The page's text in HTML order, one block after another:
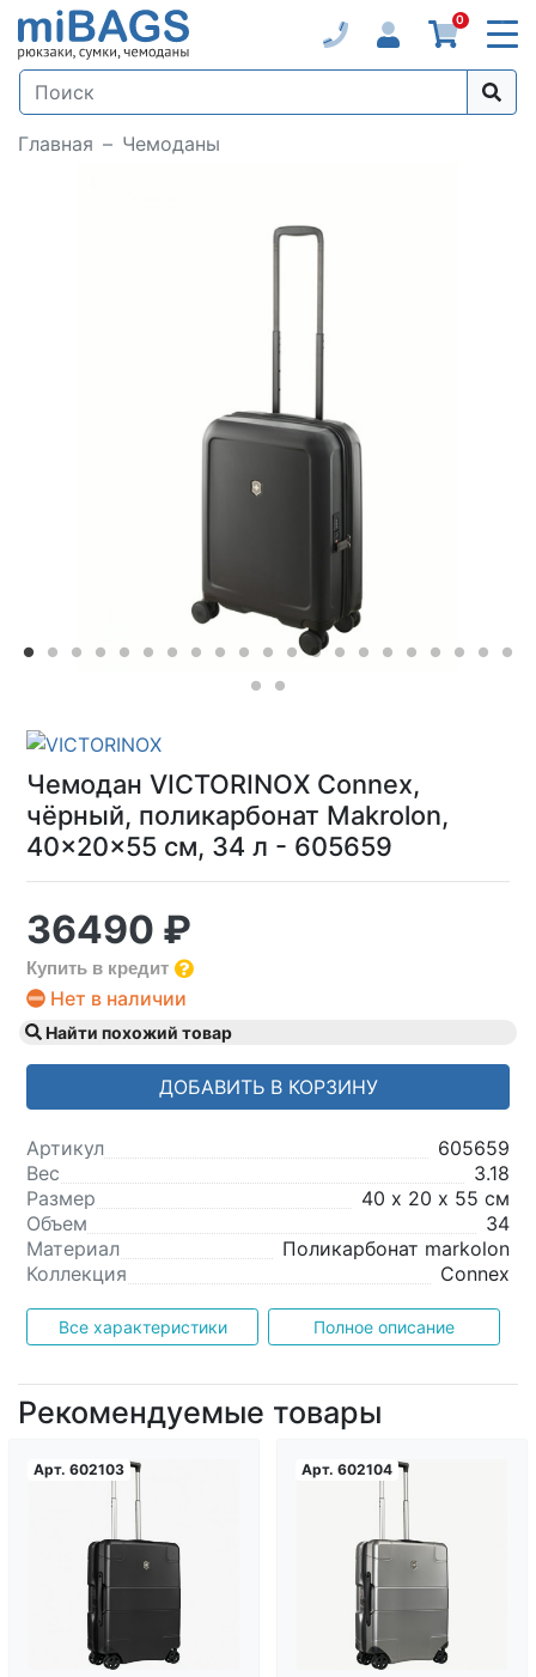
0
Главная Чемоданы
Loading...
Чемодан VICTORINOX Connex,
чёрный, поликарбонат Makrolon,
40x20x55 см, 34 л - 605659
36490 ₽
Купить в кредит
Нет в наличии
Найти похожий товар
ДОБАВИТЬ В КОРЗИНУ
Артикул
605659
Вес
3.18
Размер
40 х 20 х 55 см
Объем
34
Материал
Поликарбонат markolon
Коллекция
Connex
Все характеристики Полное описание
Рекомендуемые товары
Арт. 602103
Загрузка...
Арт. 602104
Загрузка...